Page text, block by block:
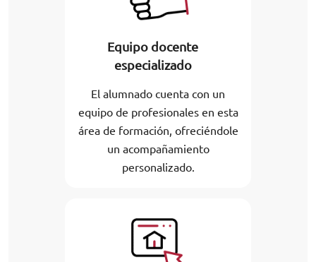
Equipo docente
especializado
El alumnado cuenta con un
equipo de profesionales en esta
área de formación, ofreciéndole
un acompañamiento
personalizado.